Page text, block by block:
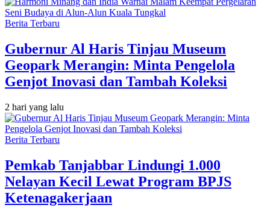
Berita Terbaru
Gubernur Al Haris Tinjau Museum
Geopark Merangin: Minta Pengelola
Genjot Inovasi dan Tambah Koleksi
2 hari yang lalu
Berita Terbaru
Pemkab Tanjabbar Lindungi 1.000
Nelayan Kecil Lewat Program BPJS
Ketenagakerjaan